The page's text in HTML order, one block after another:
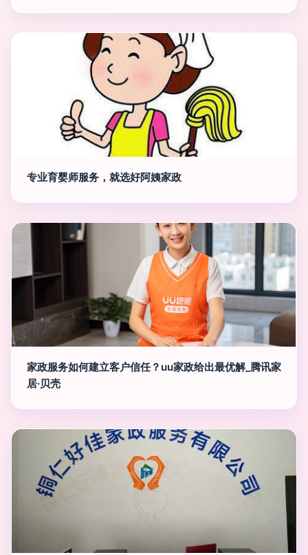
专业育婴师服务，就选好阿姨家政
家政服务如何建立客户信任？uu家政给出最优解_腾讯家
居·贝壳